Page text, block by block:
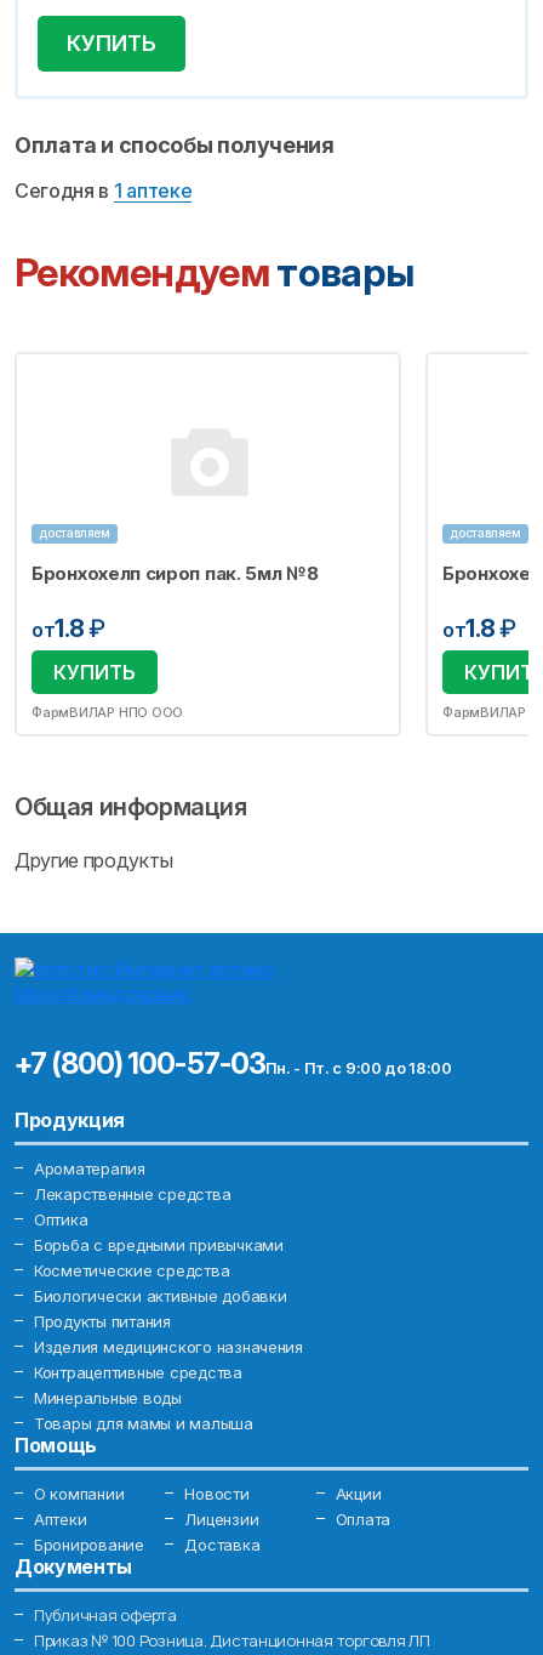
КУПИТЬ
Оплата и способы получения
Сегодня в 1 аптеке
Рекомендуемтовары
доставляем
Бронхохелп сироп пак. 5мл №8
от1.8₽
КУПИТЬ
ФармВИЛАР НПО ООО
доставляем
от1.8₽
ФармВИЛАР
Общая информация
Другие продукты
+7 (800) 100-57-03Пн. - Пт. с 9:00 до 18:00
Продукция
Ароматерапия
Лекарственные средства
Оптика
Борьба с вредными привычками
Косметические средства
Биологически активные добавки
Продукты питания
Изделия медицинского назначения
Контрацептивные средства
Минеральные воды
Товары для мамы и малыша
Помощь
О компании Новости
Акции
Аптеки
Лицензии
Оплата
Бронирование
Доставка
Документы
Публичная оферта
Приказ № 100 Розница. Дистанционная торговля ЛП